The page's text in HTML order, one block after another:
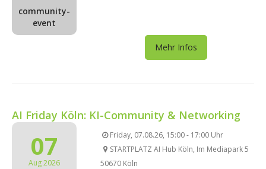
community-
event
Mehr Infos
AI Friday Köln: KI-Community & Networking
07
Aug 2026
Friday, 07.08.26, 15:00 - 17:00 Uhr
STARTPLATZ AI Hub Köln, Im Mediapark 5
50670 Köln